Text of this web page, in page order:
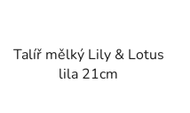
Talíř mělký Lily & Lotus
lila 21cm